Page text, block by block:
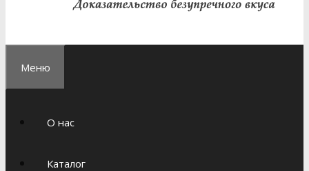
Меню
О нас
Каталог